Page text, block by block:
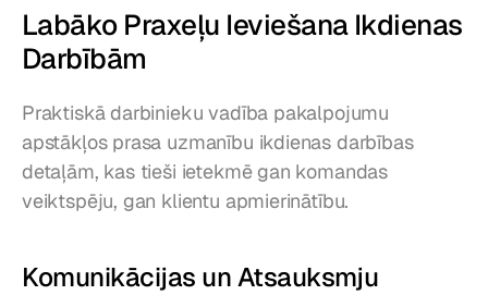
Labāko Praxeļu Ieviešana Ikdienas
Darbībām
Praktiskā darbinieku vadība pakalpojumu
apstākļos prasa uzmanību ikdienas darbības
detaļām, kas tieši ietekmē gan komandas
veiktspēju, gan klientu apmierinātību.
Komunikācijas un Atsauksmju